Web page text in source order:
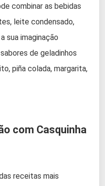
combinar as bebidas
leite condensado,
sua imaginação
de geladinhos
piña colada, margarita,
com Casquinha
receitas mais